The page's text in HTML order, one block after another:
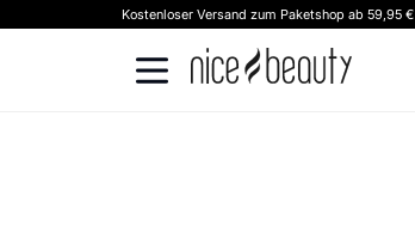
Kostenloser Versand zum Paketshop ab 59,95 €